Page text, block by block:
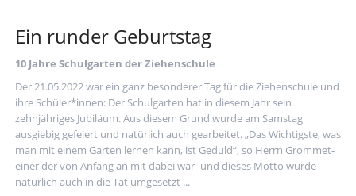
Ein runder Geburtstag
10 Jahre Schulgarten der Ziehenschule
Der 21.05.2022 war ein ganz besonderer Tag für die Ziehenschule und
ihre Schüler*innen: Der Schulgarten hat in diesem Jahr sein
zehnjähriges Jubiläum. Aus diesem Grund wurde am Samstag
ausgiebig gefeiert und natürlich auch gearbeitet. „Das Wichtigste, was
man mit einem Garten lernen kann, ist Geduld“, so Herrn Grommet-
einer der von Anfang an mit dabei war- und dieses Motto wurde
natürlich auch in die Tat umgesetzt ...